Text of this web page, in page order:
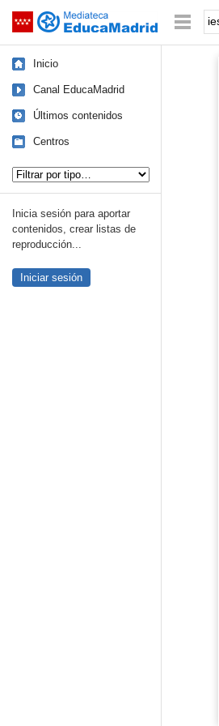
Saltar navegación
Inicio
Canal EducaMadrid
Últimos contenidos
Centros
Inicia sesión para aportar
contenidos, crear listas de
reproducción...
Iniciar sesión